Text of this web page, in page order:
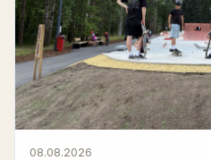
08.08.2026